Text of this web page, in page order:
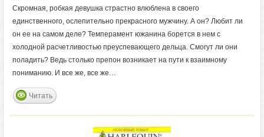
Скромная, робкая девушка страстно влюблена в своего
единственного, ослепительно прекрасного мужчину. А он? Любит ли
он ее на самом деле? Темперамент южанина борется в нем с
холодной расчетливостью преуспевающего дельца. Смогут ли они
поладить? Ведь столько препон возникает на пути к взаимному
пониманию. И все же, все же…
Читать